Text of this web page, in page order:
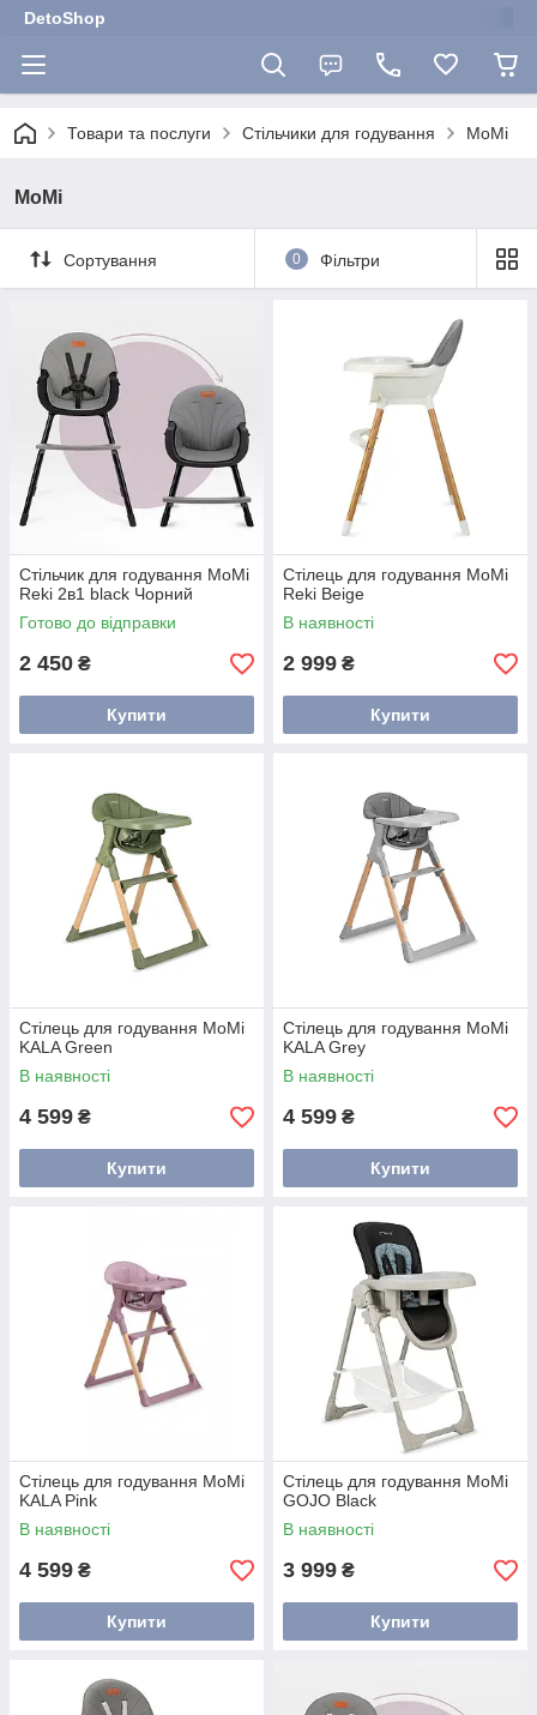
DetoShop
Товари та послуги Стільчики для годування MoMi
MoMi
Сортування 0 Фільтри
Стільчик для годування MoMi
Reki 2в1 black Чорний
Готово до відправки
2 450 ₴
Купити
Стілець для годування MoMi
Reki Beige
В наявності
2 999 ₴
Купити
Стілець для годування MoMi
KALA Green
В наявності
4 599 ₴
Купити
Стілець для годування MoMi
KALA Grey
В наявності
4 599 ₴
Купити
Стілець для годування MoMi
KALA Pink
В наявності
4 599 ₴
Купити
Стілець для годування MoMi
GOJO Black
В наявності
3 999 ₴
Купити